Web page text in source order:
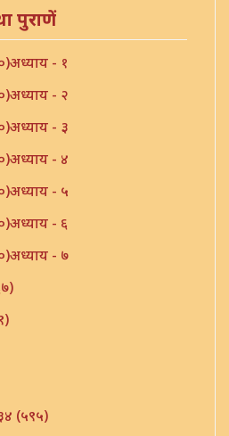
पुराणें
- १
- २
- ३
- ४
- ५
- ६
- ७
(५९५)